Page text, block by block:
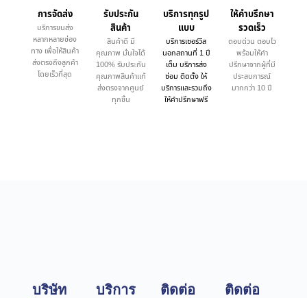
การจัดส่ง
บริการขนส่ง
หลากหลายช่อง
ทาง เพื่อให้สินค้า
ส่งตรงถึงลูกค้า
โดยเร็วที่สุด
รับประกัน
สินค้า
สินค้าดี มี
คุณภาพ มั่นใจได้
100% รับประกัน
คุณภาพสินค้าแท้
ส่งตรงจากศูนย์
ทุกชิ้น
บริการทุกรูป
แบบ
บริการเซอร์วิส
นอกสถานที่ 1 ปี
เต็ม บริการส่ง
ซ่อม ติดตั้ง ให้
บริการและรวมถึง
ให้คำปรึกษาฟรี
ให้คำบรึกษา
รวดเร็ว
ตอบด่วน ตอบไว
พร้อมให้คำ
ปรึกษาจากผู้ที่มี
ประสบการณ์
มากกว่า 10 ปี
บริษัท
บริการ
ติดต่อ
ติดต่อ